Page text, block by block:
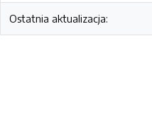
Ostatnia aktualizacja: